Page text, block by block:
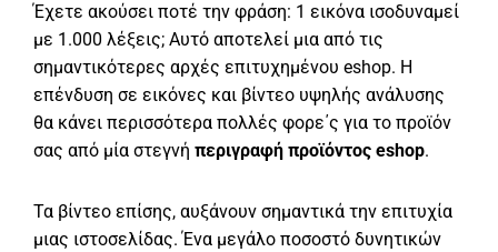
Έχετε ακούσει ποτέ την φράση: 1 εικόνα ισοδυναμεί
με 1.000 λέξεις; Αυτό αποτελεί μια από τις
σημαντικότερες αρχές επιτυχημένου eshop. Η
επένδυση σε εικόνες και βίντεο υψηλής ανάλυσης
θα κάνει περισσότερα πολλές φορε΄ς για το προϊόν
σας από μία στεγνή περιγραφή προϊόντος eshop.
Τα βίντεο επίσης, αυξάνουν σημαντικά την επιτυχία
μιας ιστοσελίδας. Ένα μεγάλο ποσοστό δυνητικών